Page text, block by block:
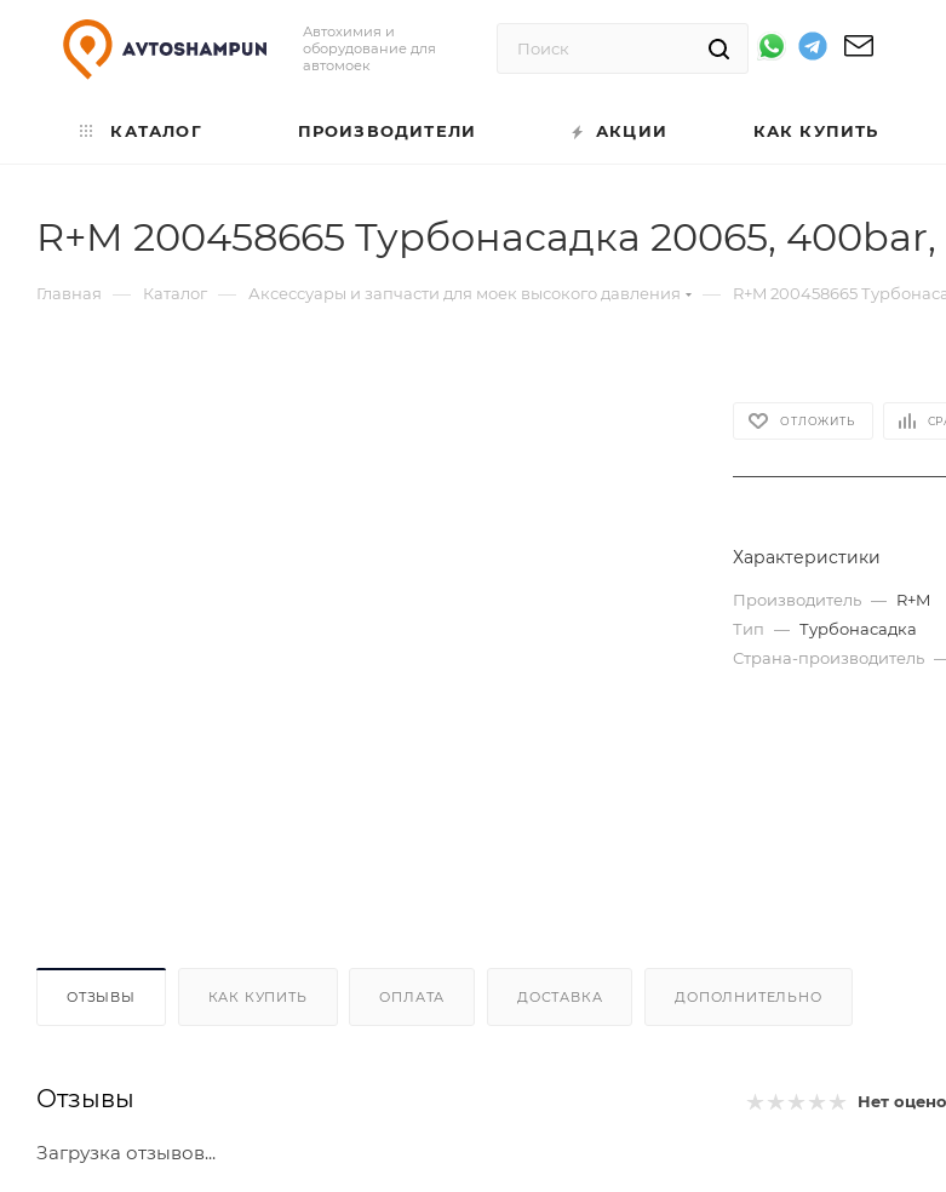
Автохимия и
оборудование для
автомоек
КАТАЛОГ ПРОИЗВОДИТЕЛИ АКЦИИ КАК КУПИТЬ
R+M 200458665 Турбонасадка 20065, 400bar,
Главная — Каталог — Аксессуары и запчасти для моек высокого давления — R+M 200458665
ОТЛОЖИТЬ
Характеристики
Производитель — R+M
Тип — Турбонасадка
Страна-производитель
ОТЗЫВЫ КАК КУПИТЬ ОПЛАТА ДОСТАВКА ДОПОЛНИТЕЛЬНО
Отзывы Нет
Загрузка отзывов...